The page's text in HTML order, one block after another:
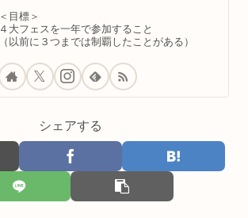
＜目標＞
４大フェスを一年で参加すること
（以前に３つまでは制覇したことがある）
シェアする